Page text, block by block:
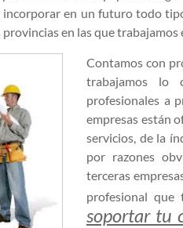
en un futuro todo
en las que trabajamos
Contamos con
trabajamos lo
profesionales a
empresas están
servicios, de la
por razones
terceras
profesional
soportar tu